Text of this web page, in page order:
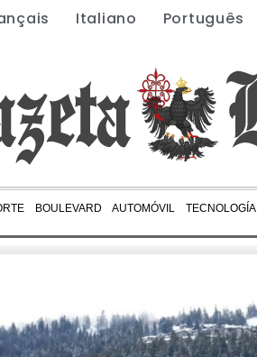
Italiano Português
BOULEVARD AUTOMÓVIL TECNOLOGÍA